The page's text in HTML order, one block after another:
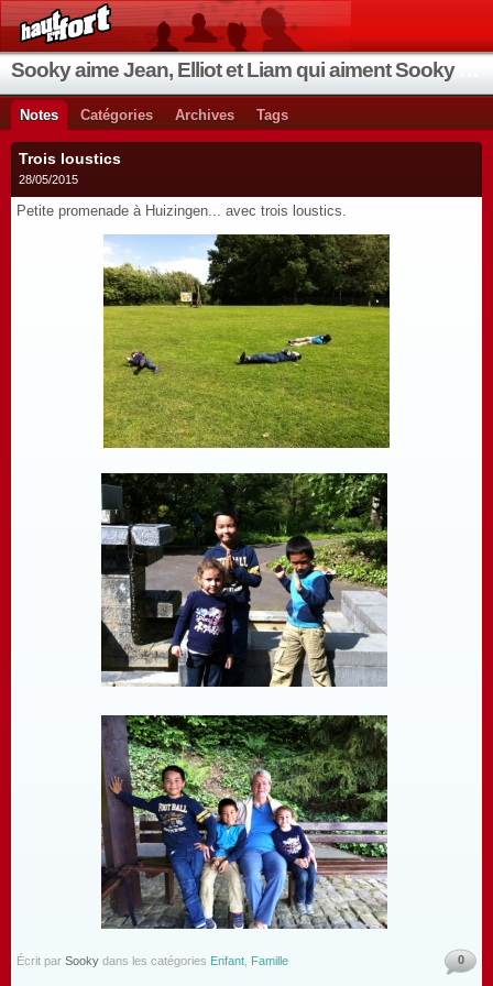
Notes Catégories Archives Tags
Trois loustics
28/05/2015
Petite promenade à Huizingen... avec trois loustics.
Écrit par Sooky dans les catégories Enfant Famille 0